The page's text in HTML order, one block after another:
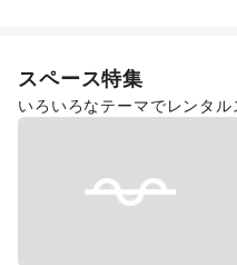
スペース特集
いろいろなテーマでレンタ